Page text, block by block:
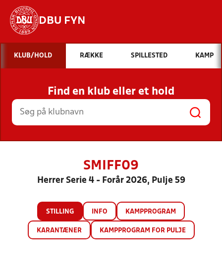
DBU FYN
Hvad vil du søge efter?
INDHOLD OG NYHEDER
STILLINGER, RESULTATER, KLUBBER OG
HOLD
KLUB/HOLD RÆKKE SPILLESTED KAMP
Find en klub eller et hold
SMIFF09
Herrer Serie 4 - Forår 2026, Pulje 59
STILLING INFO KAMPPROGRAM
KARANTÆNER KAMPPROGRAM FOR PULJE